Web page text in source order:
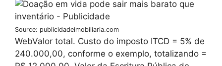
Source: publicidadeimobiliaria.com
WebValor total. Custo do imposto ITCD = 5% de
240.000,00, conforme o exemplo, totalizando =